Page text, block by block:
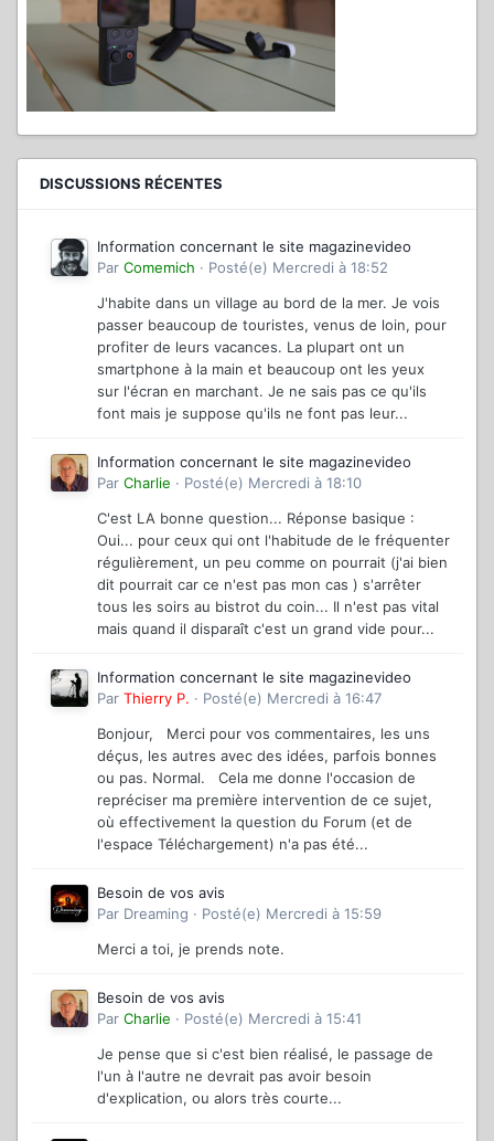
DISCUSSIONS RÉCENTES
Information concernant le site magazinevideo
Par Comemich · Posté(e) Mercredi à 18:52
J'habite dans un village au bord de la mer. Je vois
passer beaucoup de touristes, venus de loin, pour
profiter de leurs vacances. La plupart ont un
smartphone à la main et beaucoup ont les yeux
sur l'écran en marchant. Je ne sais pas ce qu'ils
font mais je suppose qu'ils ne font pas leur...
Information concernant le site magazinevideo
Par Charlie · Posté(e) Mercredi à 18:10
C'est LA bonne question... Réponse basique :
Oui... pour ceux qui ont l'habitude de le fréquenter
régulièrement, un peu comme on pourrait (j'ai bien
dit pourrait car ce n'est pas mon cas ) s'arrêter
tous les soirs au bistrot du coin... Il n'est pas vital
mais quand il disparaît c'est un grand vide pour...
Information concernant le site magazinevideo
Par Thierry P. · Posté(e) Mercredi à 16:47
Bonjour, Merci pour vos commentaires, les uns
déçus, les autres avec des idées, parfois bonnes
ou pas. Normal. Cela me donne l'occasion de
repréciser ma première intervention de ce sujet,
où effectivement la question du Forum (et de
l'espace Téléchargement) n'a pas été...
Besoin de vos avis
Par Dreaming · Posté(e) Mercredi à 15:59
Merci a toi, je prends note.
Besoin de vos avis
Par Charlie · Posté(e) Mercredi à 15:41
Je pense que si c'est bien réalisé, le passage de
l'un à l'autre ne devrait pas avoir besoin
d'explication, ou alors très courte...